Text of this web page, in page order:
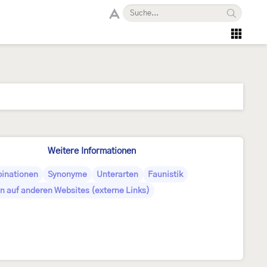
Weitere Informationen
Synonyme Unterarten
Faunistik
auf anderen Websites (externe Links)